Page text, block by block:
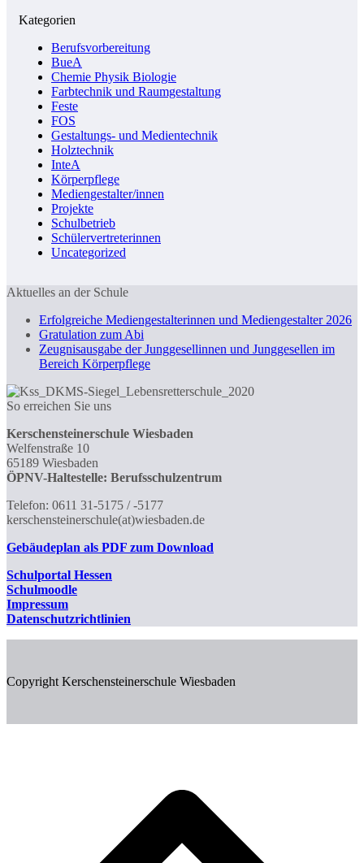
Kategorien
Berufsvorbereitung
BueA
Chemie Physik Biologie
Farbtechnik und Raumgestaltung
Feste
FOS
Gestaltungs- und Medientechnik
Holztechnik
InteA
Körperpflege
Mediengestalter/innen
Projekte
Schulbetrieb
Schülervertreterinnen
Uncategorized
Aktuelles an der Schule
Erfolgreiche Mediengestalterinnen und Mediengestalter 2026
Gratulation zum Abi
Zeugnisausgabe der Junggesellinnen und Junggesellen im
Bereich Körperpflege
So erreichen Sie uns
Kerschensteinerschule Wiesbaden
Welfenstraße 10
65189 Wiesbaden
ÖPNV-Haltestelle: Berufsschulzentrum
Telefon: 0611 31-5175 / -5177
kerschensteinerschule(at)wiesbaden.de
Gebäudeplan als PDF zum Download
Schulportal Hessen
Schulmoodle
Impressum
Datenschutzrichtlinien
Copyright Kerschensteinerschule Wiesbaden